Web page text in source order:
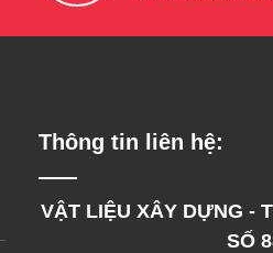
Thông tin liên hệ:
VẬT LIỆU XÂY DỰNG -
SỐ